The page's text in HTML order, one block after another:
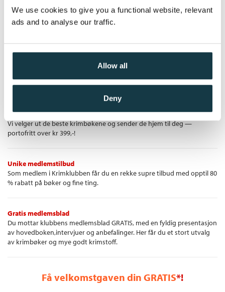
We use cookies to give you a functional website, relevant
ads and to analyse our traffic.
Allow all
Deny
ved en tilfeldighet tar opp en ukjent bluessanger i parken,
lager Carter en miks som han publiserer på nettet som en
Seth og Carter besøker en mann som hevder Charlie Shaw
overfall. Mens Carter ligger i koma, drar Seth og Carters søster
Leonie til dypet av Sørstatene for å komme til bunns i
hvor en historie om grådighet, misunnelse, hevn og utnyttelse
etter hvert skal åpenbare seg.
Kjøp
Krimklubben - de beste krimbøkene!
Krimbøkene du vil lese
Vi velger ut de beste krimbøkene og sender de hjem til deg —
portofritt over kr 399,-!
Unike medlemstilbud
Som medlem i Krimklubben får du en rekke supre tilbud med opptil 80
% rabatt på bøker og fine ting.
Gratis medlemsblad
Du mottar klubbens medlemsblad GRATIS, med en fyldig presentasjon
av hovedboken,intervjuer og anbefalinger. Her får du et stort utvalg
av krimbøker og mye godt krimstoff.
Få velkomstgaven din GRATIS*!